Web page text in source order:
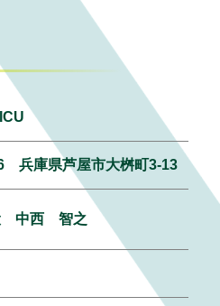
兵庫県芦屋市大桝町3-13
中西 智之